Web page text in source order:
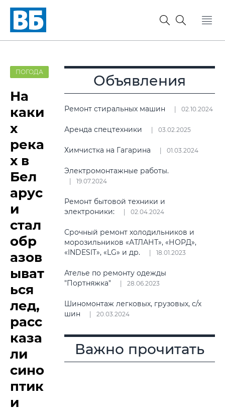
ПОГОДА
На
каки
х
река
х в
Бел
арус
и
стал
обр
азов
ыват
ься
лед,
расс
каза
ли
сино
птик
и
Объявления
Ремонт стиральных машин 02.10.2024
Аренда спецтехники 03.02.2025
Химчистка на Гагарина 01.03.2024
Электромонтажные работы.
19.07.2024
Ремонт бытовой техники и
электроники:
02.04.2024
Срочный ремонт холодильников и
морозильников «АТЛАНТ», «НОРД»,
«INDESIT», «LG» и др.
18.01.2023
Ателье по ремонту одежды
"Портняжка"
28.06.2023
Шиномонтаж легковых, грузовых, с/х
шин
20.03.2024
Важно прочитать